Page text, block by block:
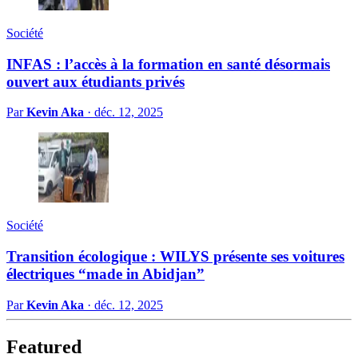
Société
INFAS : l’accès à la formation en santé désormais
ouvert aux étudiants privés
ParKevin Aka · déc. 12, 2025
Société
Transition écologique : WILYS présente ses voitures
électriques “made in Abidjan”
ParKevin Aka · déc. 12, 2025
Featured